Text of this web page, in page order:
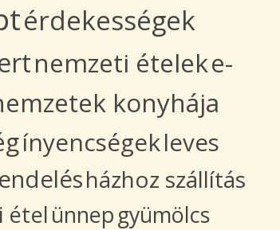
érdekességek
nemzeti ételeke-
konyhája
ínyencségekleves
házhoz szállítás
ételünnepgyümölcs